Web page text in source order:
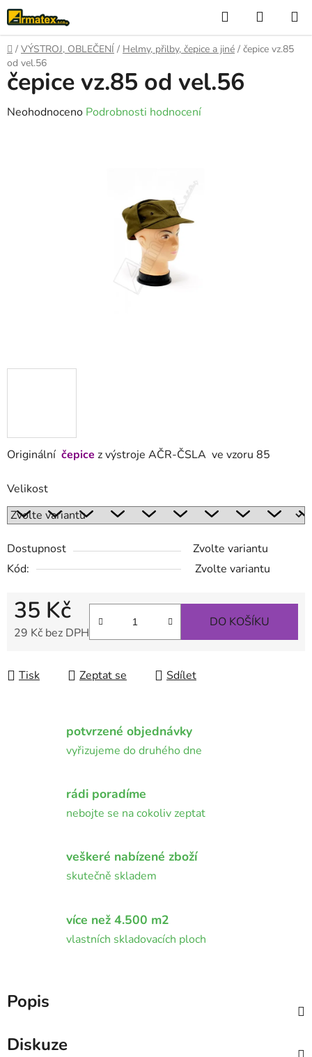
Přejít
na
obsah
Hledat
KOŠÍK
Domů
/ VÝSTROJ, OBLEČENÍ / Helmy, přilby, čepice a jiné / čepice vz.85
od vel.56
Originální čepice z výstroje AČR-ČSLA ve vzoru 85
Velikost
Dostupnost
Zvolte variantu
Kód:
Zvolte variantu
35 Kč
29 Kč bez DPH
DO KOŠÍKU
Tisk Zeptat se Sdílet
čepice vz.85 od vel.56
Průměrné
Neohodnoceno Podrobnosti hodnocení
potvrzené objednávky
vyřizujeme do druhého dne
rádi poradíme
nebojte se na cokoliv zeptat
veškeré nabízené zboží
skutečně skladem
více než 4.500 m2
vlastních skladovacích ploch
Popis
Diskuze